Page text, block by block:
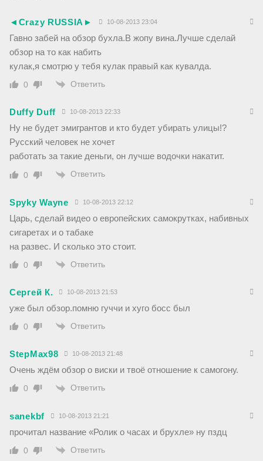
◄Crazy RUSSIA► 10-08-2013 23:04
Гавно забей на обзор бухла.В жопу вина.Лучше сделай
обзор на то как набить
кулак,я смотрю у тебя кулак правый как кувалда.
0 Ответить
Duffy Duff 10-08-2013 22:33
Ну не будет эмигрантов и кто будет убирать улицы!?
Русский человек не хочет
работать за такие деньги, он лучше водочки накатит.
0 Ответить
Spyky Wayne 10-08-2013 22:12
Царь, сделай видео о европейских самокрутках, набивных
сигаретах и о табаке
на развес. И сколько это стоит.
0 Ответить
Сергей К. 10-08-2013 21:53
уже был обзор.помню гуччи и хуго босс был
0 Ответить
StepMax98 10-08-2013 21:48
Очень ждём обзор о виски и твоё отношение к самогону.
0 Ответить
sanekbf 10-08-2013 21:21
прочитал название «Ролик о часах и брухле» ну пздц
0 Ответить